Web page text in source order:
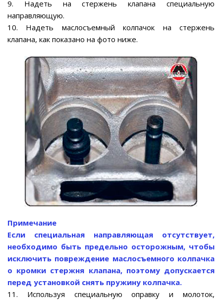
9. Надеть на стержень клапана специальную
направляющую.
10. Надеть маслосъемный колпачок на стержень
клапана, как показано на фото ниже.
Примечание
Если специальная направляющая отсутствует,
необходимо быть предельно осторожным, чтобы
исключить повреждение маслосъемного колпачка
о кромки стержня клапана, поэтому допускается
перед установкой снять пружину колпачка.
11. Используя специальную оправку и молоток,